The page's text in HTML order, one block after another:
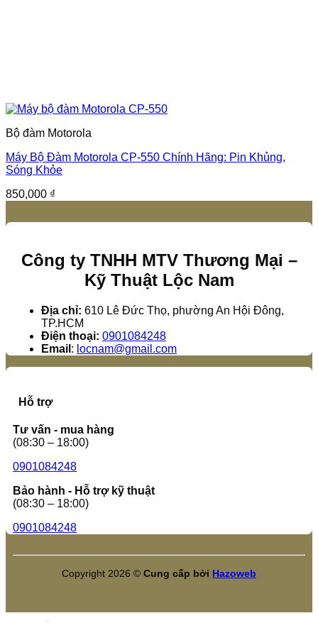
Bộ đàm Motorola
Máy Bộ Đàm Motorola CP-550 Chính Hãng: Pin Khủng,
Sóng Khỏe
850,000 ₫
Công ty TNHH MTV Thương Mại –
Kỹ Thuật Lộc Nam
Địa chỉ: 610 Lê Đức Thọ, phường An Hội Đông,
TP.HCM
Điện thoại: 0901084248
Email : locnam@gmail.com
Hỗ trợ
Tư vấn - mua hàng
(08:30 – 18:00)
0901084248
Bảo hành - Hỗ trợ kỹ thuật
(08:30 – 18:00)
0901084248
Copyright 2026 © Cung cấp bởi Hazoweb